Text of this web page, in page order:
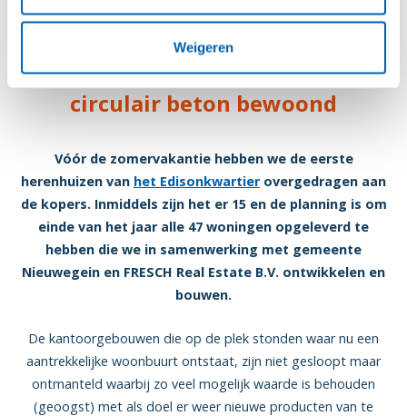
Weigeren
Eerste herenhuizen
Edisonkwartier met fundering van
circulair beton bewoond
Vóór de zomervakantie hebben we de eerste
herenhuizen van het Edisonkwartierovergedragen aan
de kopers. Inmiddels zijn het er 15 en de planning is om
einde van het jaar alle 47 woningen opgeleverd te
hebben die we in samenwerking met gemeente
Nieuwegein en FRESCH Real Estate B.V. ontwikkelen en
bouwen.
De kantoorgebouwen die op de plek stonden waar nu een
aantrekkelijke woonbuurt ontstaat, zijn niet gesloopt maar
ontmanteld waarbij zo veel mogelijk waarde is behouden
(geoogst) met als doel er weer nieuwe producten van te